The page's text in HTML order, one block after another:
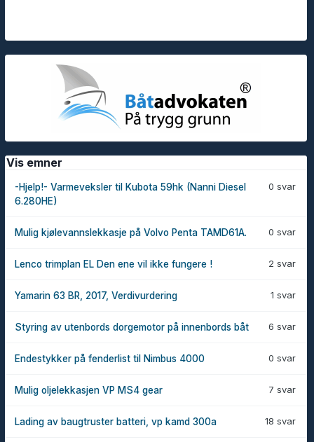
Vis emner
0 svar
-Hjelp!- Varmeveksler til Kubota 59hk (Nanni Diesel
6.280HE)
0 svar
Mulig kjølevannslekkasje på Volvo Penta TAMD61A.
2 svar
Lenco trimplan EL Den ene vil ikke fungere !
1 svar
Yamarin 63 BR, 2017, Verdivurdering
6 svar
Styring av utenbords dorgemotor på innenbords båt
0 svar
Endestykker på fenderlist til Nimbus 4000
7 svar
Mulig oljelekkasjen VP MS4 gear
18 svar
Lading av baugtruster batteri, vp kamd 300a